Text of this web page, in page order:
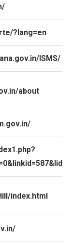
?lang=en
ISMS/
about
index.html